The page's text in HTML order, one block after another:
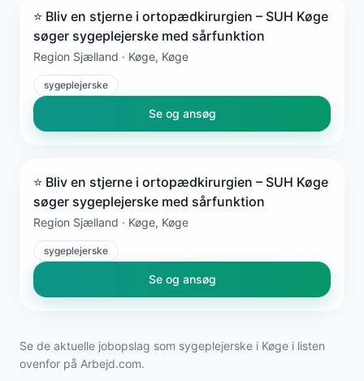
⭐ Bliv en stjerne i ortopædkirurgien – SUH Køge
søger sygeplejerske med sårfunktion
Region Sjælland · Køge, Køge
sygeplejerske
Se og ansøg
⭐ Bliv en stjerne i ortopædkirurgien – SUH Køge
søger sygeplejerske med sårfunktion
Region Sjælland · Køge, Køge
sygeplejerske
Se og ansøg
Se de aktuelle jobopslag som sygeplejerske i Køge i listen
ovenfor på Arbejd.com.